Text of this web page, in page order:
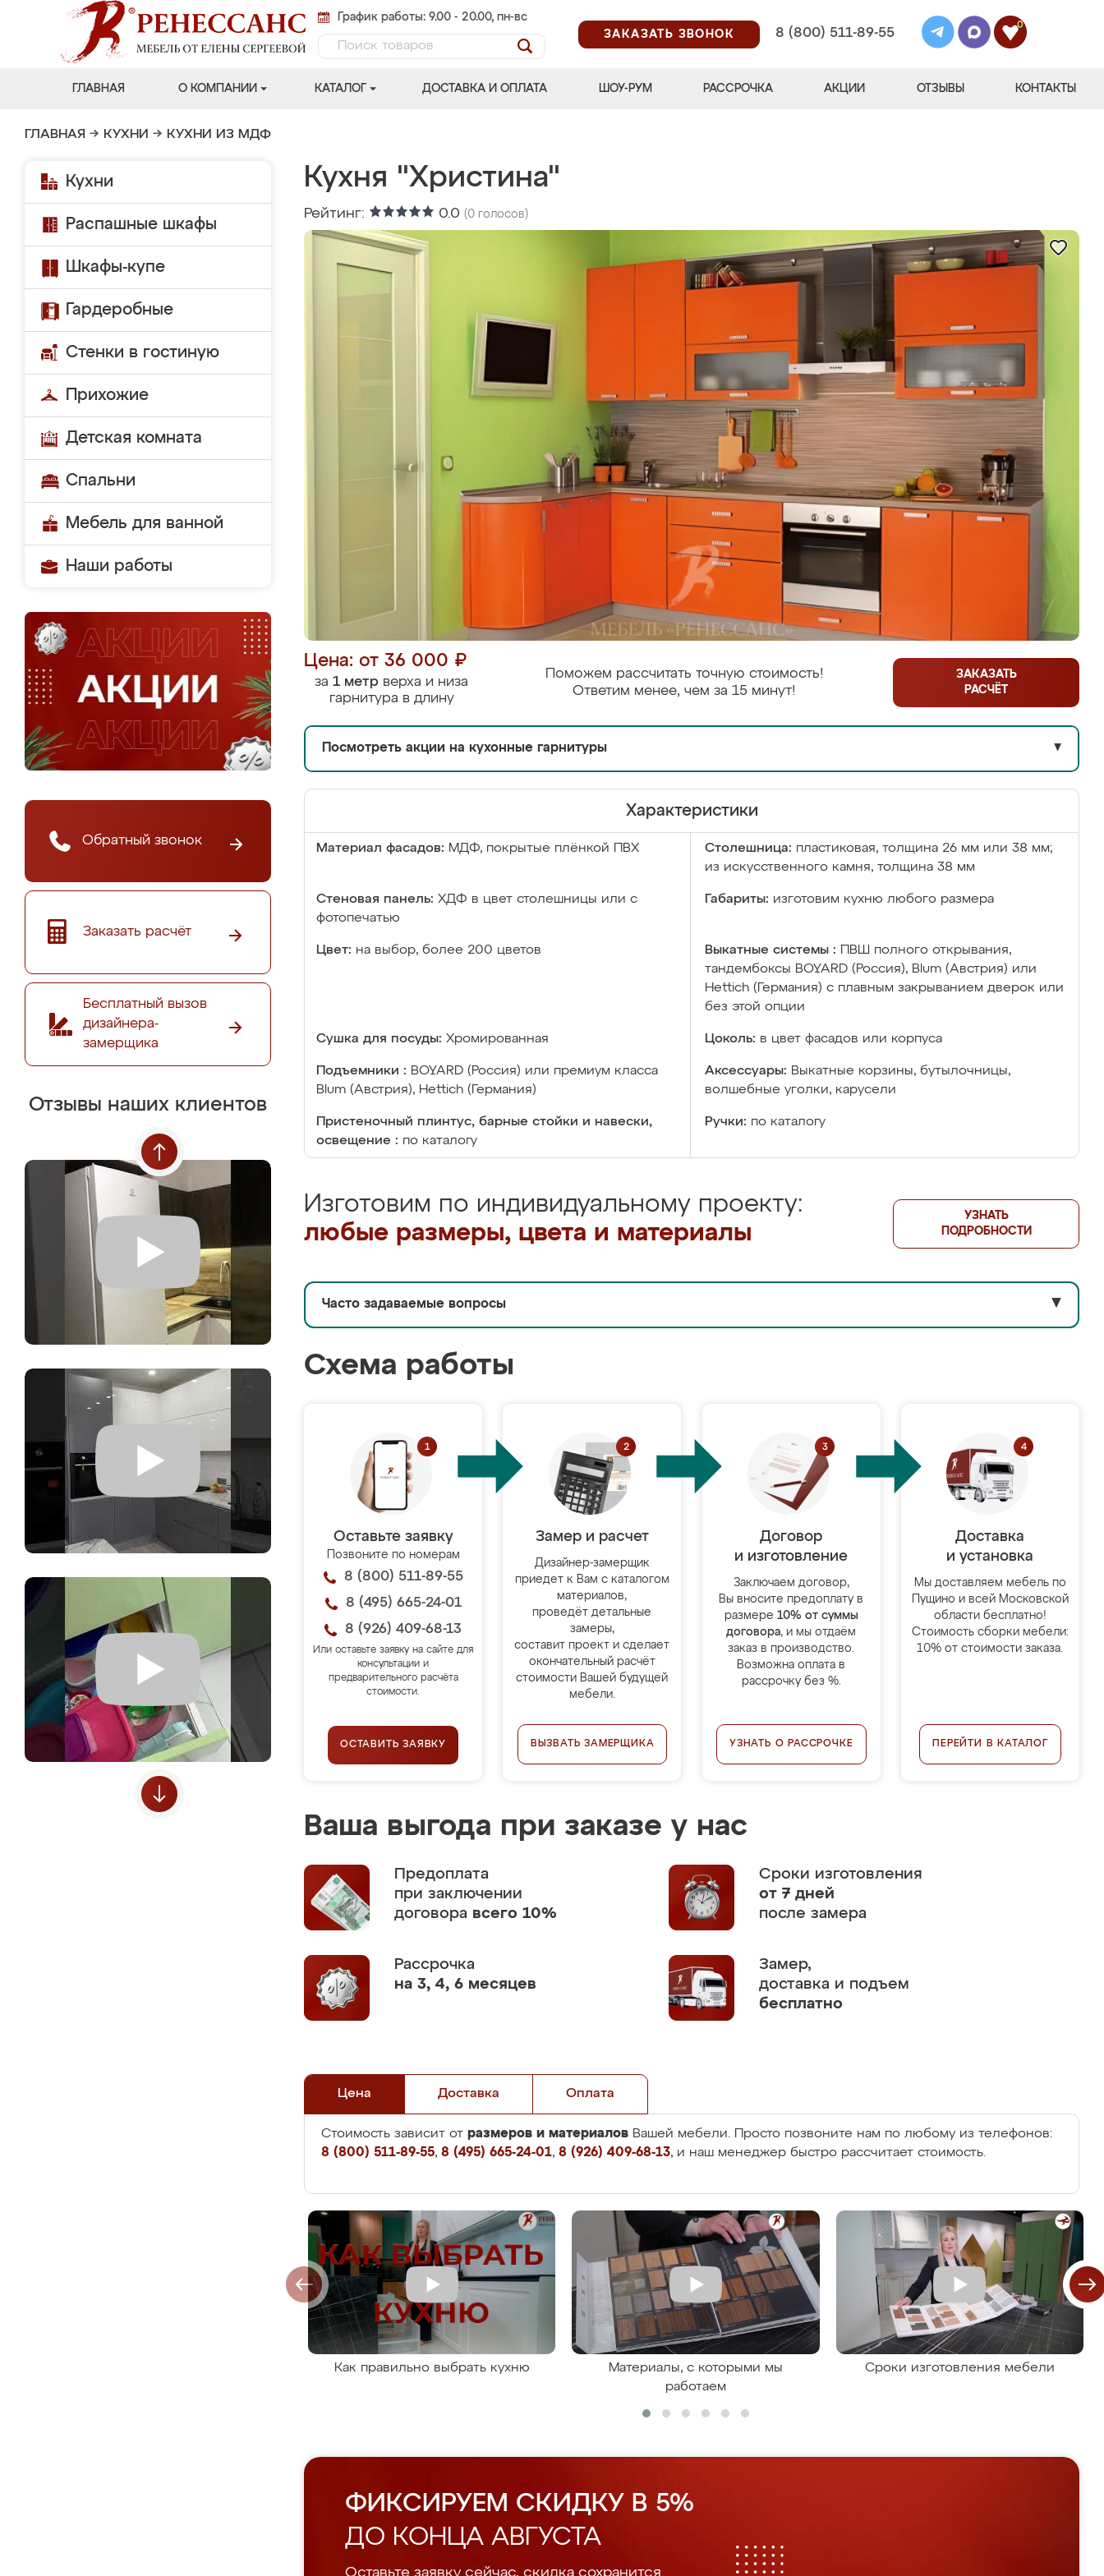
График работы: 9.00 - 20.00, пн-вс
ЗАКАЗАТЬ ЗВОНОК
8 (800) 511-89-55
0
ГЛАВНАЯ О КОМПАНИИ КАТАЛОГ ДОСТАВКА И ОПЛАТА ШОУ-РУМ РАССРОЧКА АКЦИИ ОТЗЫВЫ КОНТАКТЫ
ГЛАВНАЯ → КУХНИ → КУХНИ ИЗ МДФ
Кухни
Распашные шкафы
Шкафы-купе
Гардеробные
Стенки в гостиную
Прихожие
Детская комната
Спальни
Мебель для ванной
Наши работы
Обратный звонок
Заказать расчёт
Бесплатный вызов
дизайнера-
замерщика
Отзывы наших клиентов
Кухня "Христина"
Рейтинг: 0.0 (0 голосов)
Цена: от 36 000 ₽
за 1 метр верха и низа
гарнитура в длину
Поможем рассчитать точную стоимость!
Ответим менее, чем за 15 минут!
ЗАКАЗАТЬ
РАСЧЁТ
Посмотреть акции на кухонные гарнитуры ▼
Характеристики
Материал фасадов: МДФ, покрытые плёнкой ПВХ Столешница: пластиковая, толщина 26 мм или 38 мм;
из искусственного камня, толщина 38 мм
Стеновая панель: ХДФ в цвет столешницы или с
фотопечатью
Габариты: изготовим кухню любого размера
Цвет: на выбор, более 200 цветов Выкатные системы :
ПВШ полного открывания,
тандембоксы BOYARD (Россия), Blum (Австрия) или
Hettich (Германия) с плавным закрыванием дверок или
без этой опции
Сушка для посуды: Хромированная Цоколь: в цвет фасадов или корпуса
Подъемники : BOYARD (Россия) или премиум класса
Blum (Австрия), Hettich (Германия)
Аксессуары: Выкатные корзины, бутылочницы,
волшебные уголки, карусели
Пристеночный плинтус, барные стойки и навески,
освещение : по каталогу
Ручки: по каталогу
Изготовим по индивидуальному проекту:
любые размеры, цвета и материалы
УЗНАТЬ
ПОДРОБНОСТИ
Часто задаваемые вопросы ▼
Схема работы
Оставьте заявку
Позвоните по номерам
8 (800) 511-89-55
8 (495) 665-24-01
8 (926) 409-68-13
Или оставьте заявку на сайте для
консультации и
предварительного расчёта
стоимости.
ОСТАВИТЬ ЗАЯВКУ
Замер и расчет
Дизайнер-замерщик
приедет к Вам с каталогом
материалов,
проведёт детальные
замеры,
составит проект и сделает
окончательный расчёт
стоимости Вашей будущей
мебели.
ВЫЗВАТЬ ЗАМЕРЩИКА
Договор
и изготовление
Заключаем договор,
Вы вносите предоплату в
размере 10% от суммы
договора, и мы отдаём
заказ в производство.
Возможна оплата в
рассрочку без %.
УЗНАТЬ О РАССРОЧКЕ
Доставка
и установка
Мы доставляем мебель по
Пущино и всей Московской
области бесплатно!
Стоимость сборки мебели:
10% от стоимости заказа.
ПЕРЕЙТИ В КАТАЛОГ
Ваша выгода при заказе у нас
Предоплата
при заключении
договора всего 10%
Сроки изготовления
от 7 дней
после замера
Рассрочка
на 3, 4, 6 месяцев
Замер,
доставка и подъем
бесплатно
Цена Доставка Оплата
Стоимость зависит от размеров и материалов Вашей мебели. Просто позвоните нам по любому из телефонов:
8 (800) 511-89-55, 8 (495) 665-24-01, 8 (926) 409-68-13, и наш менеджер быстро рассчитает стоимость.
Как правильно выбрать кухню
Материалы, с которыми мы
работаем
Сроки изготовления мебели
ФИКСИРУЕМ СКИДКУ В 5%
ДО КОНЦА АВГУСТА
Оставьте заявку сейчас, скидка сохранится.